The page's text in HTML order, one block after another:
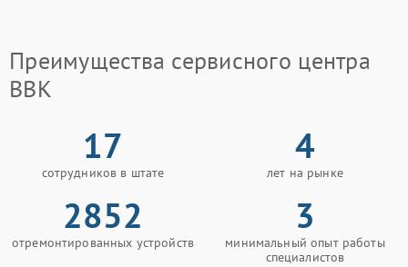
Преимущества сервисного центра
BBK
17
сотрудников в штате
4
лет на рынке
2852
отремонтированных устройств
3
минимальный опыт работы
специалистов